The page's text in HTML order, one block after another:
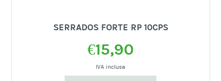
SERRADOS FORTE RP 10CPS
€15,90
IVA inclusa